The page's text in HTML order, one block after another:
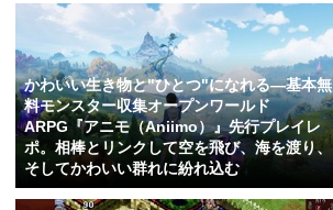
かわいい生き物と"ひとつ"になれる―基本無
料モンスター収集オープンワールド
ARPG『アニモ（Aniimo）』先行プレイレ
ポ。相棒とリンクして空を飛び、海を渡り、
そしてかわいい群れに紛れ込む